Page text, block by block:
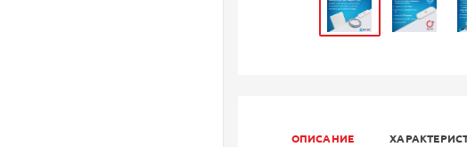
ОПИСАНИЕ